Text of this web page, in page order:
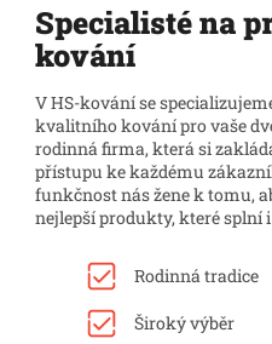
Specialisté na
kování
V HS-kování se
kvalitního kování pro vaše
rodinná firma, která si
přístupu ke každému
funkčnost nás žene k tomu,
nejlepší produkty, které splní
Rodinná tradice
Široký výběr